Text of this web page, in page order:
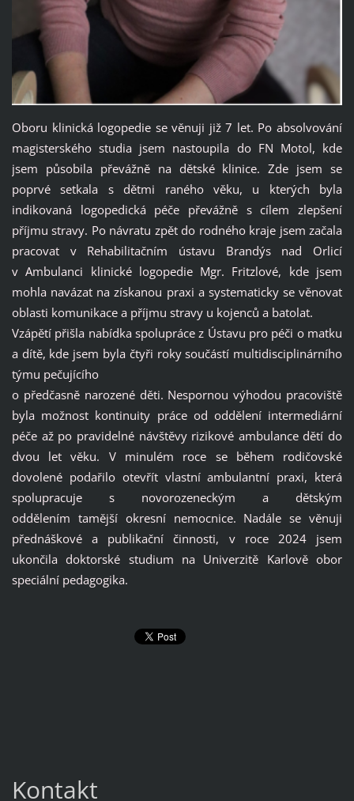
Oboru klinická logopedie se věnuji již 7 let. Po absolvování
magisterského studia jsem nastoupila do FN Motol, kde
jsem působila převážně na dětské klinice. Zde jsem se
poprvé setkala s dětmi raného věku, u kterých byla
indikovaná logopedická péče převážně s cílem zlepšení
příjmu stravy. Po návratu zpět do rodného kraje jsem začala
pracovat v Rehabilitačním ústavu Brandýs nad Orlicí
v Ambulanci klinické logopedie Mgr. Fritzlové, kde jsem
mohla navázat na získanou praxi a systematicky se věnovat
oblasti komunikace a příjmu stravy u kojenců a batolat.
Vzápětí přišla nabídka spolupráce z Ústavu pro péči o matku
a dítě, kde jsem byla čtyři roky součástí multidisciplinárního
týmu pečujícího
o předčasně narozené děti. Nespornou výhodou pracoviště
byla možnost kontinuity práce od oddělení intermediární
péče až po pravidelné návštěvy rizikové ambulance dětí do
dvou let věku. V minulém roce se během rodičovské
dovolené podařilo otevřít vlastní ambulantní praxi, která
spolupracuje s novorozeneckým a dětským
oddělením tamější okresní nemocnice. Nadále se věnuji
přednáškové a publikační činnosti, v roce 2024 jsem
ukončila doktorské studium na Univerzitě Karlově obor
speciální pedagogika.
Kontakt